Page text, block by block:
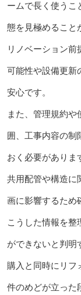
ームで長く使うこ
態を見極めること
リノベーション
可能性や設備更新
安心です。
また、管理規約
囲、工事内容の制
おく必要がありま
共用配管や構造に
画に影響するため
こうした情報を整
ができないと判明
購入と同時にリフ
件のめどが立った